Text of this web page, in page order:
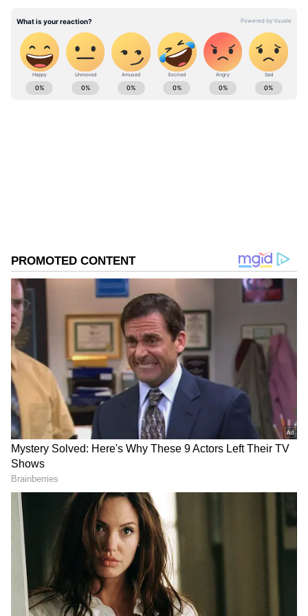
ABOUT THE AUTHOR
DOWNLOAD APP
வணிகம்
வங்கிகள்
பொருளாதாரம் , உலக சந்தை, பங்கு
சந்தை, முதலீடு உள்ளிட்ட பல்வேறு
தகவல்கள் மற்றும் சமீபத்திய நிதி
செய்திகள் அனைத்தையும் ஏஷ்யாநெட்
தமிழ் நியூஸில் படிக்கலாம்.